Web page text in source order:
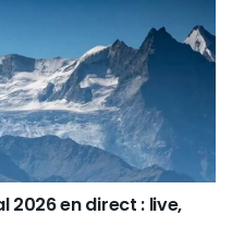
2026 en direct : live,